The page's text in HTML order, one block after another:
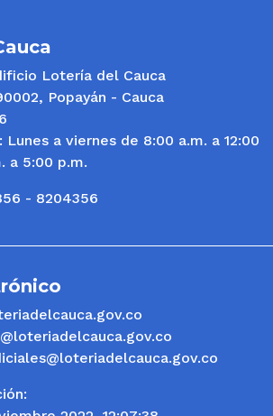
Lotería del Cauca
Popayán - Cauca
Lunes a viernes de 8:00 a.m. a 12:00
a 5:00 p.m.
- 8204356